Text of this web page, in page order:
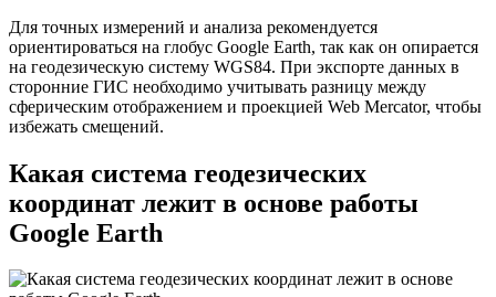
Для точных измерений и анализа рекомендуется
ориентироваться на глобус Google Earth, так как он опирается
на геодезическую систему WGS84. При экспорте данных в
сторонние ГИС необходимо учитывать разницу между
сферическим отображением и проекцией Web Mercator, чтобы
избежать смещений.
Какая система геодезических
координат лежит в основе работы
Google Earth